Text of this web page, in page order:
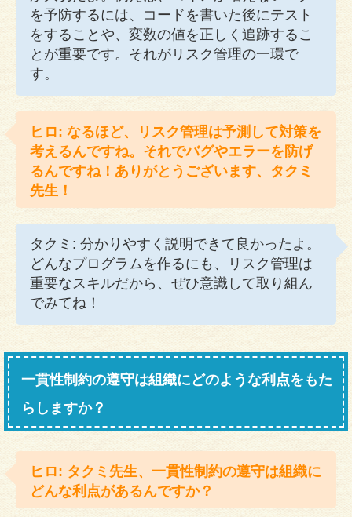
を予防するには、コードを書いた後にテスト
をすることや、変数の値を正しく追跡するこ
とが重要です。それがリスク管理の一環で
す。
ヒロ: なるほど、リスク管理は予測して対策を
考えるんですね。それでバグやエラーを防げ
るんですね！ありがとうございます、タクミ
先生！
タクミ: 分かりやすく説明できて良かったよ。
どんなプログラムを作るにも、リスク管理は
重要なスキルだから、ぜひ意識して取り組ん
でみてね！
一貫性制約の遵守は組織にどのような利点をもた
らしますか？
ヒロ: タクミ先生、一貫性制約の遵守は組織に
どんな利点があるんですか？